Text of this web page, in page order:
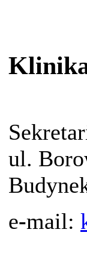
ul.
e-mail: